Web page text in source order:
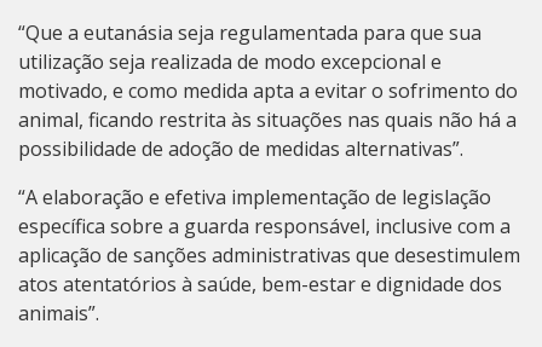
“Que a eutanásia seja regulamentada para que sua
utilização seja realizada de modo excepcional e
motivado, e como medida apta a evitar o sofrimento do
animal, ficando restrita às situações nas quais não há a
possibilidade de adoção de medidas alternativas”.
“A elaboração e efetiva implementação de legislação
específica sobre a guarda responsável, inclusive com a
aplicação de sanções administrativas que desestimulem
atos atentatórios à saúde, bem-estar e dignidade dos
animais”.